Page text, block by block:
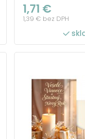
1,71 €
1,39 € bez DPH